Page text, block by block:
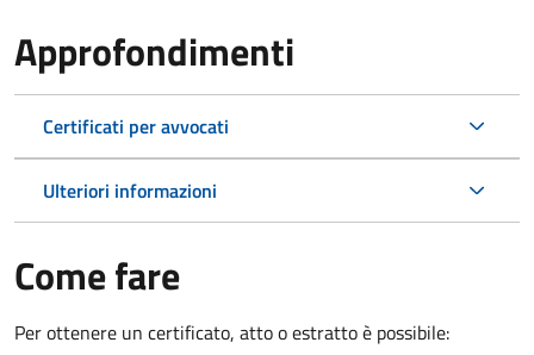
Approfondimenti
Certificati per avvocati
Ulteriori informazioni
Come fare
Per ottenere un certificato, atto o estratto è possibile: